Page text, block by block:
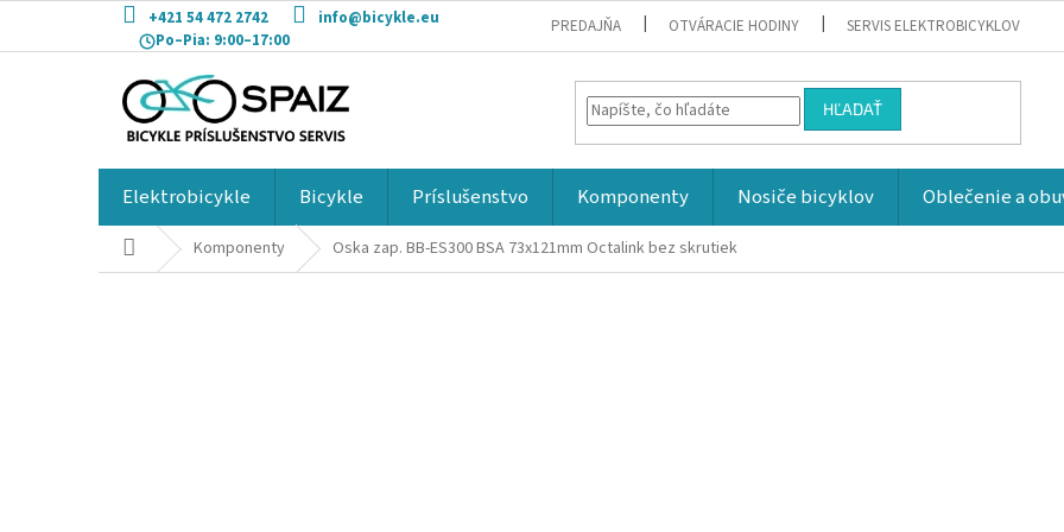
obsah
+421 54 472 2742
info@bicykle.eu
Po–Pia: 9:00–17:00
PREDAJŇA OTVÁRACIE HODINY SERVIS ELEKTROBICYKLOV
HĽADAŤ
Elektrobicykle Bicykle Príslušenstvo Komponenty Nosiče bicyklov Oblečenie a
DomovKomponenty Oska zap. BB-ES300 BSA 73x121mm Octalink bez skrutiek